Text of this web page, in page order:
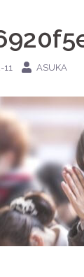
11 ASUKA